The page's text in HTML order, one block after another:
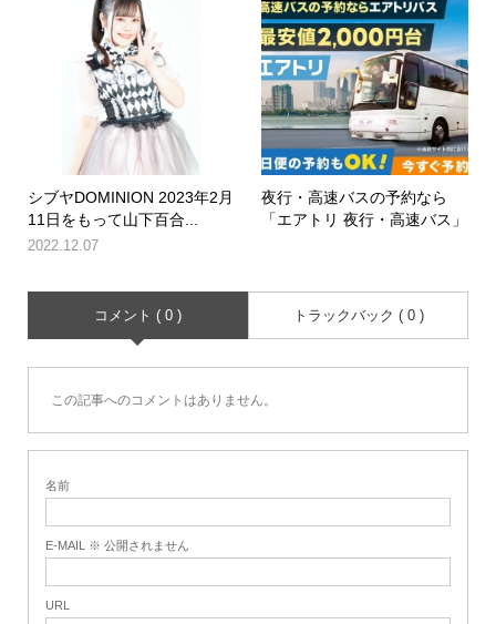
シブヤDOMINION 2023年2月
11日をもって山下百合...
2022.12.07
夜行・高速バスの予約なら
「エアトリ 夜行・高速バス」
コメント ( 0 ) トラックバック ( 0 )
この記事へのコメントはありません。
名前
E-MAIL ※ 公開されません
URL